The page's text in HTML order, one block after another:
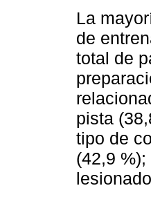
La
de
total de
pista
tipo de
(42,9